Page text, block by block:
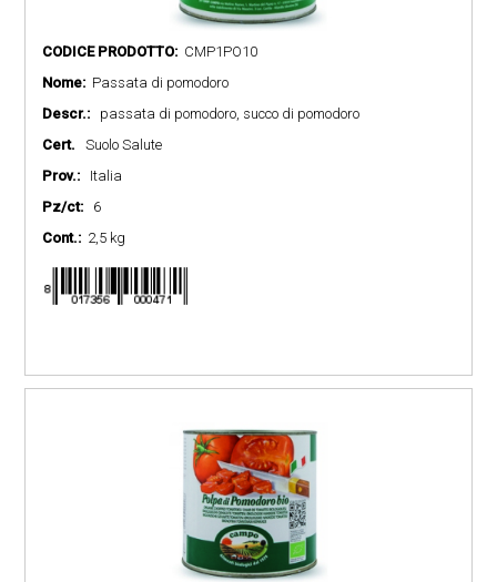
CODICE PRODOTTO: CMP1PO10
Nome: Passata di pomodoro
Descr.: passata di pomodoro, succo di pomodoro
Cert. Suolo Salute
Prov.: Italia
Pz/ct: 6
Cont.: 2,5 kg